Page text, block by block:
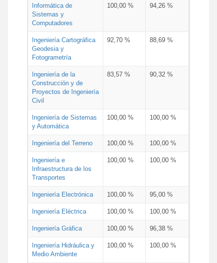
Informática de
Sistemas y
Computadores
100,00 % 94,26 %
Ingeniería Cartográfica
Geodesia y
Fotogrametría
92,70 % 88,69 %
Ingeniería de la
Construcción y de
Proyectos de Ingeniería
Civil
83,57 % 90,32 %
Ingeniería de Sistemas
y Automática
100,00 % 100,00 %
Ingeniería del Terreno 100,00 % 100,00 %
Ingeniería e
Infraestructura de los
Transportes
100,00 % 100,00 %
Ingeniería Electrónica 100,00 % 95,00 %
Ingeniería Eléctrica 100,00 % 100,00 %
Ingeniería Gráfica 100,00 % 96,38 %
Ingeniería Hidráulica y
Medio Ambiente
100,00 % 100,00 %